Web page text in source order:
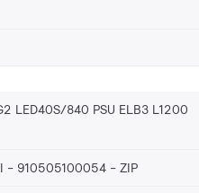
LED40S/840 PSU ELB3 L1200
- 910505100054 ZIP